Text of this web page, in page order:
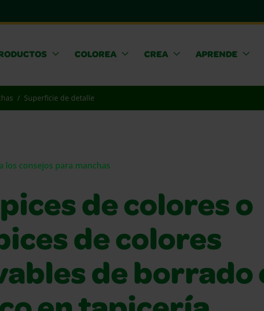
COLOREA CREA APRENDE
Superficie de detalle
los consejos para manchas
de colores o
de colores
de borrado